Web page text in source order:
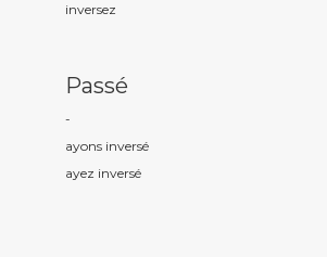
inversez
Passé
-
ayons inversé
ayez inversé